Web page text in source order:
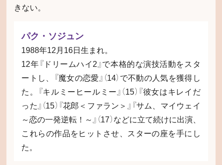
きない。
パク・ソジュン
1988年12月16日生まれ。
12年『ドリームハイ2』で本格的な演技活動をスタ
ートし、『魔女の恋愛』（14）で不動の人気を獲得し
た。『キルミーヒールミー』（15）『彼女はキレイだ
った』（15）『花郎＜ファラン＞』『サム、マイウェイ
～恋の一発逆転！～』（17）などに立て続けに出演、
これらの作品をヒットさせ、スターの座を手にし
た。